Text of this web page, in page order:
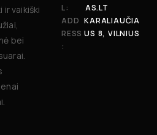
ir vaikiški
bei
L:
AS.LT
ADD
RESS
:
KARALIAUČIA
US 8, VILNIUS